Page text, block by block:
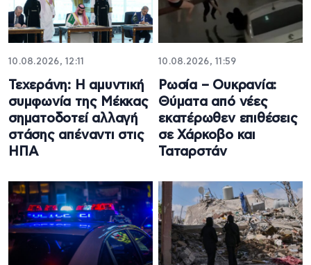
10.08.2026, 12:11
Τεχεράνη: Η αμυντική
συμφωνία της Μέκκας
σηματοδοτεί αλλαγή
στάσης απέναντι στις
ΗΠΑ
10.08.2026, 11:59
Ρωσία – Ουκρανία:
Θύματα από νέες
εκατέρωθεν επιθέσεις
σε Χάρκοβο και
Ταταρστάν